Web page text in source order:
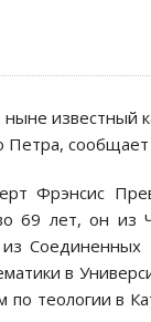
известный
Петра, сообщает
Фрэнсис
69 лет, он из
Соединенных
в
по теологии в